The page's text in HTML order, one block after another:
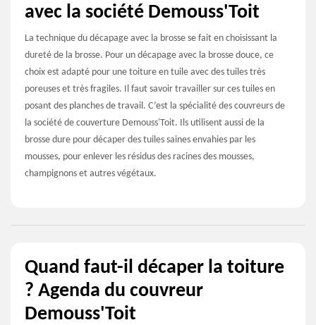
avec la société Demouss'Toit
La technique du décapage avec la brosse se fait en choisissant la
dureté de la brosse. Pour un décapage avec la brosse douce, ce
choix est adapté pour une toiture en tuile avec des tuiles très
poreuses et très fragiles. Il faut savoir travailler sur ces tuiles en
posant des planches de travail. C’est la spécialité des couvreurs de
la société de couverture Demouss'Toit. Ils utilisent aussi de la
brosse dure pour décaper des tuiles saines envahies par les
mousses, pour enlever les résidus des racines des mousses,
champignons et autres végétaux.
Quand faut-il décaper la toiture
? Agenda du couvreur
Demouss'Toit